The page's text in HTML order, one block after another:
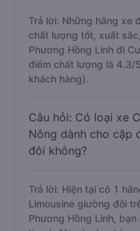
Trả lời: Những hãng xe
chất lượng tốt, xuất
Phương Hồng Linh đi
điểm chất lượng là 4.3/
khách hàng).
Câu hỏi: Có loại xe
Nông dành cho cặp
đôi không?
Trả lời: Hiện tại có 1
Limousine giường đôi
Phương Hồng Linh,